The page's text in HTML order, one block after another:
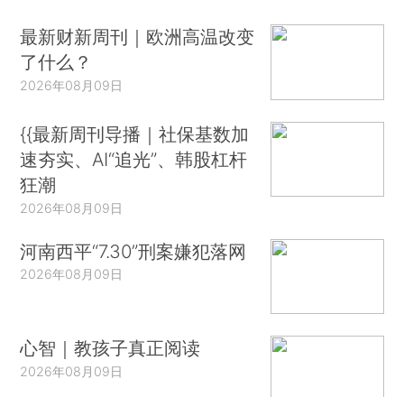
最新财新周刊｜欧洲高温改变
了什么？
2026年08月09日
{{最新周刊导播｜社保基数加
速夯实、AI“追光”、韩股杠杆
狂潮
2026年08月09日
河南西平“7.30”刑案嫌犯落网
2026年08月09日
心智｜教孩子真正阅读
2026年08月09日